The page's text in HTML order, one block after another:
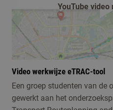
YouTube video
Video werkwijze eTRAC-tool
Een groep studenten van de
gewerkt aan het